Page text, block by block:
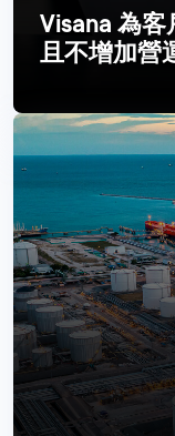
Visana 為客
且不增加營
閱讀更多